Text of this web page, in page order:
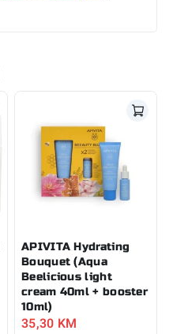
APIVITA Hydrating
Bouquet (Aqua
Beelicious light
cream 40ml + booster
10ml)
35,30 KM